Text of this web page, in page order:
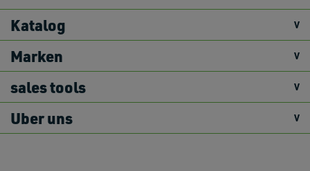
Katalog
Marken
sales tools
Uber uns